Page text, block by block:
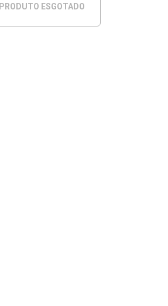
PRODUTO ESGOTADO